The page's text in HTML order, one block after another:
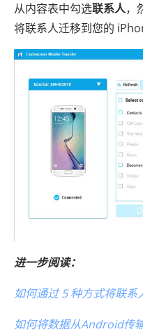
从内容表中勾选联系人，
将联系人迁移到您的
进一步阅读：
如何通过 5 种方式将联系
如何将数据从Android传